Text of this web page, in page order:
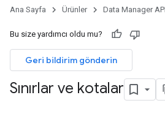
Ana Sayfa Ürünler Data Manager API
Bu size yardımcı oldu mu?
Geri bildirim gönderin
Sınırlar ve kotalar